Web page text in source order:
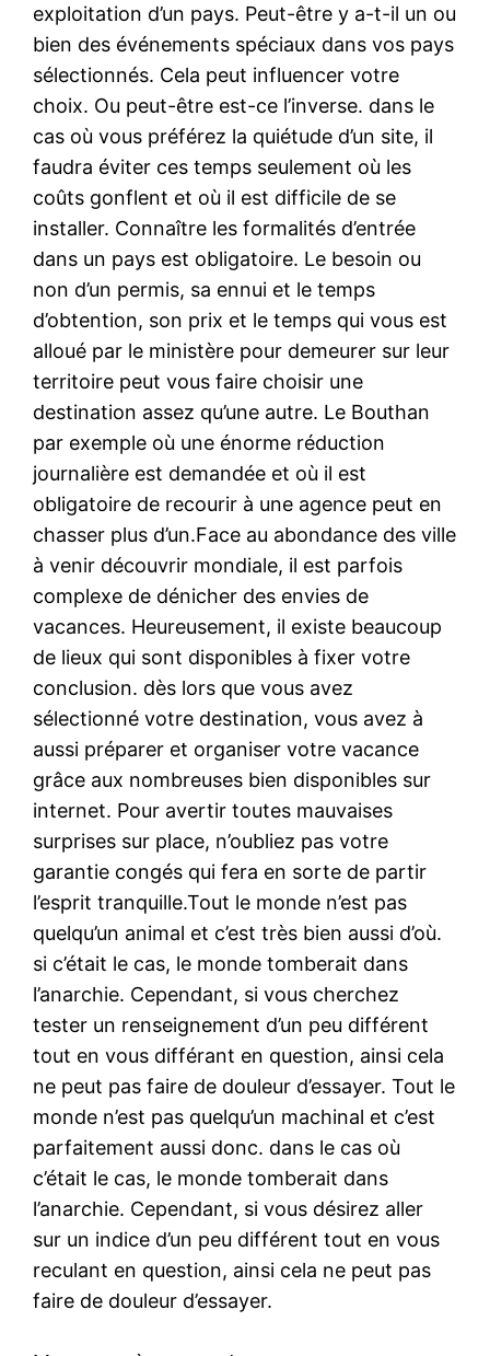
exploitation d’un pays. Peut-être y a-t-il un ou
bien des événements spéciaux dans vos pays
sélectionnés. Cela peut influencer votre
choix. Ou peut-être est-ce l’inverse. dans le
cas où vous préférez la quiétude d’un site, il
faudra éviter ces temps seulement où les
coûts gonflent et où il est difficile de se
installer. Connaître les formalités d’entrée
dans un pays est obligatoire. Le besoin ou
non d’un permis, sa ennui et le temps
d’obtention, son prix et le temps qui vous est
alloué par le ministère pour demeurer sur leur
territoire peut vous faire choisir une
destination assez qu’une autre. Le Bouthan
par exemple où une énorme réduction
journalière est demandée et où il est
obligatoire de recourir à une agence peut en
chasser plus d’un.Face au abondance des ville
à venir découvrir mondiale, il est parfois
complexe de dénicher des envies de
vacances. Heureusement, il existe beaucoup
de lieux qui sont disponibles à fixer votre
conclusion. dès lors que vous avez
sélectionné votre destination, vous avez à
aussi préparer et organiser votre vacance
grâce aux nombreuses bien disponibles sur
internet. Pour avertir toutes mauvaises
surprises sur place, n’oubliez pas votre
garantie congés qui fera en sorte de partir
l’esprit tranquille.Tout le monde n’est pas
quelqu’un animal et c’est très bien aussi d’où.
si c’était le cas, le monde tomberait dans
l’anarchie. Cependant, si vous cherchez
tester un renseignement d’un peu différent
tout en vous différant en question, ainsi cela
ne peut pas faire de douleur d’essayer. Tout le
monde n’est pas quelqu’un machinal et c’est
parfaitement aussi donc. dans le cas où
c’était le cas, le monde tomberait dans
l’anarchie. Cependant, si vous désirez aller
sur un indice d’un peu différent tout en vous
reculant en question, ainsi cela ne peut pas
faire de douleur d’essayer.